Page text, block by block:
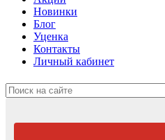
Новинки
Блог
Уценка
Контакты
Личный кабинет